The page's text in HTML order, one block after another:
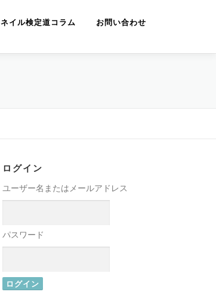
ネイル検定道コラム お問い合わせ
ログイン
ユーザー名またはメールアドレス
パスワード